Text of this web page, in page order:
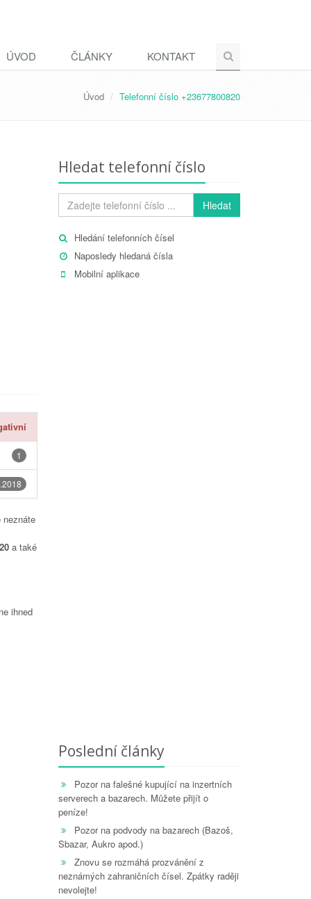
ÚVOD ČLÁNKY KONTAKT
Úvod Telefonní číslo +23677800820
1
neznáte
a také
ihned
Hledat telefonní číslo
Hledat
Hledání telefonních čísel
Naposledy hledaná čísla
Mobilní aplikace
Poslední články
Pozor na falešné kupující na inzertních
serverech a bazarech. Můžete přijít o
peníze!
Pozor na podvody na bazarech (Bazoš,
Sbazar, Aukro apod.)
Znovu se rozmáhá prozvánění z
neznámých zahraničních čísel. Zpátky raději
nevolejte!